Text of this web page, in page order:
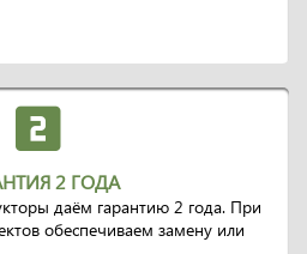
2 ГОДА
даём гарантию 2 года. При
обеспечиваем замену или